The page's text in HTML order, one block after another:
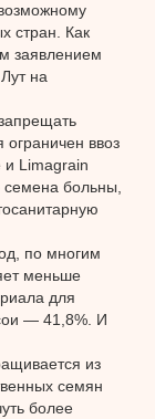
стран. Как
заявлением
на
ввоз
и Limagrain
больны,
по многим
меньше
для
— 41,8%. И
из
семян
более